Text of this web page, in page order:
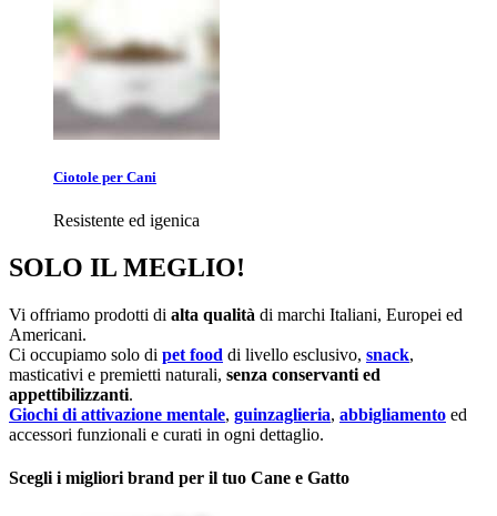
Ciotole per Cani
Resistente ed igenica
SOLO IL MEGLIO!
Vi offriamo prodotti di alta qualità di marchi Italiani, Europei ed
Americani.
Ci occupiamo solo di pet food di livello esclusivo, snack,
masticativi e premietti naturali, senza conservanti ed
appettibilizzanti.
Giochi di attivazione mentale, guinzaglieria, abbigliamento ed
accessori funzionali e curati in ogni dettaglio.
Scegli i migliori brand per il tuo Cane e Gatto